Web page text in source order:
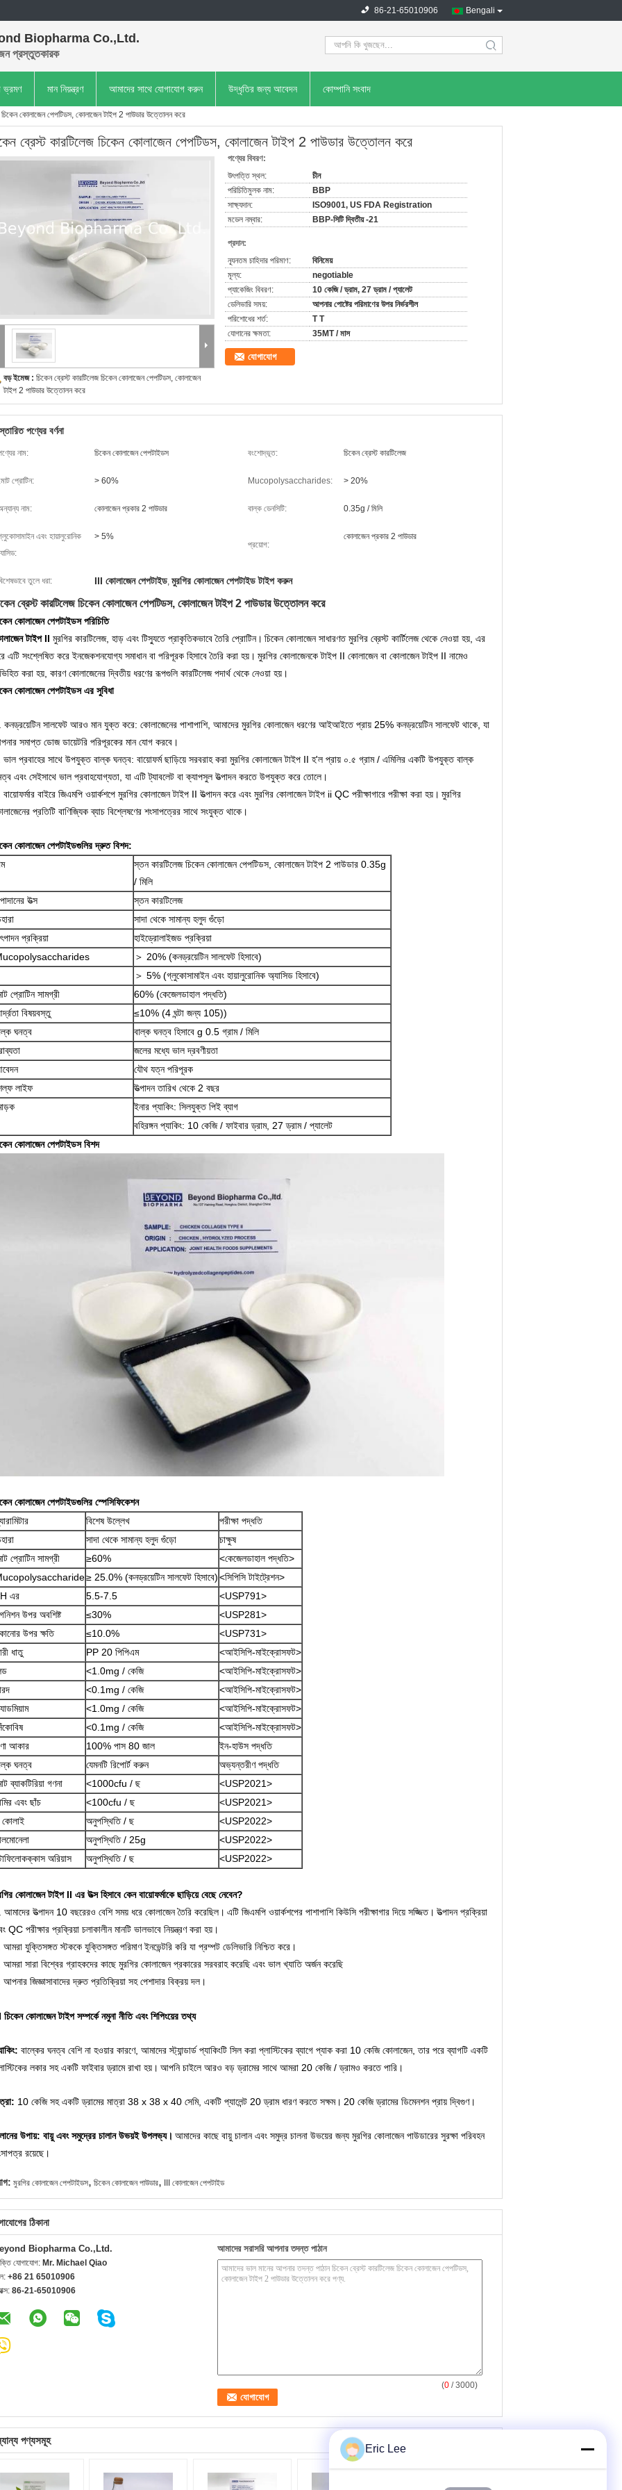
Bengali
86-21-65010906
Biopharma Co.,Ltd.
প্রস্তুতকারক search
ভ্রমণ মান নিয়ন্ত্রণ আমাদের সাথে যোগাযোগ করুন উদ্ধৃতির জন্য আবেদন কোম্পানি সংবাদ
চিকেন কোলাজেন পেপটিডস, কোলাজেন টাইপ 2 পাউডার উত্তোলন করে
ব্রেস্ট কারটিলেজ চিকেন কোলাজেন পেপটিডস, কোলাজেন টাইপ 2 পাউডার উত্তোলন করে
বড় ইমেজ : চিকেন ব্রেস্ট কারটিলেজ চিকেন কোলাজেন পেপটিডস, কোলাজেন
টাইপ 2 পাউডার উত্তোলন করে
পণ্যের বিবরণ:
উৎপত্তি স্থল:
চীন
পরিচিতিমুলক নাম:
BBP
সাক্ষ্যদান:
ISO9001, US FDA Registration
মডেল নম্বার:
BBP-সিটি দ্বিতীয় -21
প্রদান:
ন্যূনতম চাহিদার পরিমাণ:
বিনিমেয়
মূল্য:
negotiable
প্যাকেজিং বিবরণ:
10 কেজি / ড্রাম, 27 ড্রাম / প্যালেট
ডেলিভারি সময়:
আপনার পোষ্টের পরিমাণের উপর নির্ভরশীল
পরিশোধের শর্ত:
T T
যোগানের ক্ষমতা:
35MT / মাস
যোগাযোগ
পণ্যের বর্ণনা
নাম: চিকেন কোলাজেন পেপটাইডস বংশোদ্ভূত: চিকেন ব্রেস্ট কারটিলেজ
প্রোটিন: > 60% Mucopolysaccharides: > 20%
নাম: কোলাজেন প্রকার 2 পাউডার বাল্ক ডেনসিটি: 0.35g / মিলি
এবং হায়ালুরোনিক
> 5%
প্রয়োগ:
কোলাজেন প্রকার 2 পাউডার
তুলে ধরা: III কোলাজেন পেপটাইড, মুরগির কোলাজেন পেপটাইড টাইপ করুন
ব্রেস্ট কারটিলেজ চিকেন কোলাজেন পেপটিডস, কোলাজেন টাইপ 2 পাউডার উত্তোলন করে
কোলাজেন পেপটাইডস পরিচিতি
টাইপ II মুরগির কারটিলেজ, হাড় এবং টিস্যুতে প্রাকৃতিকভাবে তৈরি প্রোটিন। চিকেন কোলাজেন সাধারণত মুরগির ব্রেস্ট কার্টিলেজ থেকে নেওয়া হয়, এর
এটি সংশ্লেষিত করে ইনজেকশনযোগ্য সমাধান বা পরিপূরক হিসাবে তৈরি করা হয়। মুরগির কোলাজেনকে টাইপ II কোলাজেন বা কোলাজেন টাইপ II নামেও
করা হয়, কারণ কোলাজেনের দ্বিতীয় ধরণের রূপগুলি কারটিলেজ পদার্থ থেকে নেওয়া হয়।
কোলাজেন পেপটাইডস এর সুবিধা
কনড্রয়েটিন সালফেট আরও মান যুক্ত করে: কোলাজেনের পাশাপাশি, আমাদের মুরগির কোলাজেন ধরণের আইআইতে প্রায় 25% কনড্রয়েটিন সালফেট থাকে, যা
সমাপ্ত ডোজ ডায়েটরি পরিপূরকের মান যোগ করবে।
প্রবাহের সাথে উপযুক্ত বাল্ক ঘনত্ব: বায়োফর্ম ছাড়িয়ে সরবরাহ করা মুরগির কোলাজেন টাইপ II হ'ল প্রায় ০.৫ গ্রাম / এমিলির একটি উপযুক্ত বাল্ক
এবং সেইসাথে ভাল প্রবাহযোগ্যতা, যা এটি ট্যাবলেট বা ক্যাপসুল উত্পাদন করতে উপযুক্ত করে তোলে।
বাইরে জিএমপি ওয়ার্কশপে মুরগির কোলাজেন টাইপ II উত্পাদন করে এবং মুরগির কোলাজেন টাইপ ii QC পরীক্ষাগারে পরীক্ষা করা হয়। মুরগির
প্রতিটি বাণিজ্যিক ব্যাচ বিশ্লেষণের শংসাপত্রের সাথে সংযুক্ত থাকে।
কোলাজেন পেপটাইডগুলির দ্রুত বিশদ:
স্তন কারটিলেজ চিকেন কোলাজেন পেপটিডস, কোলাজেন টাইপ 2 পাউডার 0.35g
/ মিলি
উত্স
স্তন কারটিলেজ
সাদা থেকে সামান্য হলুদ গুঁড়ো
প্রক্রিয়া
হাইড্রোলাইজড প্রক্রিয়া
＞ 20% (কনড্রয়েটিন সালফেট হিসাবে)
＞ 5% (গ্লুকোসামাইন এবং হায়ালুরোনিক অ্যাসিড হিসাবে)
প্রোটিন সামগ্রী
60% (কেজেলডাহাল পদ্ধতি)
বিষয়বস্তু
≤10% (4 ঘন্টা জন্য 105))
ঘনত্ব
বাল্ক ঘনত্ব হিসাবে g 0.5 গ্রাম / মিলি
জলের মধ্যে ভাল দ্রবণীয়তা
যৌথ যত্ন পরিপূরক
লাইফ
উত্পাদন তারিখ থেকে 2 বছর
ইনার প্যাকিং: সিলযুক্ত পিই ব্যাগ
বহিরঙ্গন প্যাকিং: 10 কেজি / ফাইবার ড্রাম, 27 ড্রাম / প্যালেট
কোলাজেন পেপটাইডস বিশদ
কোলাজেন পেপটাইডগুলির স্পেসিফিকেশন
বিশেষ উল্লেখ
পরীক্ষা পদ্ধতি
সাদা থেকে সামান্য হলুদ গুঁড়ো
চাক্ষুষ
প্রোটিন সামগ্রী
≥60%
<কেজেলডাহাল পদ্ধতি>
≥ 25.0% (কনড্রয়েটিন সালফেট হিসাবে)<সিপিসি টাইট্রেশন>
এর
5.5-7.5
<USP791>
উপর অবশিষ্ট
≤30%
<USP281>
উপর ক্ষতি
≤10.0%
<USP731>
ধাতু
PP 20 পিপিএম
<আইসিপি-মাইক্রোসফট>
<1.0mg / কেজি
<আইসিপি-মাইক্রোসফট>
<0.1mg / কেজি
<আইসিপি-মাইক্রোসফট>
<1.0mg / কেজি
<আইসিপি-মাইক্রোসফট>
<0.1mg / কেজি
<আইসিপি-মাইক্রোসফট>
আকার
100% পাস 80 জাল
ইন-হাউস পদ্ধতি
ঘনত্ব
যেমনটি রিপোর্ট করুন
অভ্যন্তরীণ পদ্ধতি
ব্যাকটিরিয়া গণনা
<1000cfu / ছ
<USP2021>
এবং ছাঁচ
<100cfu / ছ
<USP2021>
অনুপস্থিতি / ছ
<USP2022>
অনুপস্থিতি / 25g
<USP2022>
অরিয়াস
অনুপস্থিতি / ছ <USP2022>
কোলাজেন টাইপ II এর উত্স হিসাবে কেন বায়োফর্মাকে ছাড়িয়ে বেছে নেবেন?
আমাদের উত্পাদন 10 বছরেরও বেশি সময় ধরে কোলাজেন তৈরি করেছিল। এটি জিএমপি ওয়ার্কশপের পাশাপাশি কিউসি পরীক্ষাগার দিয়ে সজ্জিত। উত্পাদন প্রক্রিয়া
QC পরীক্ষার প্রক্রিয়া চলাকালীন মানটি ভালভাবে নিয়ন্ত্রণ করা হয়।
যুক্তিসঙ্গত স্টককে যুক্তিসঙ্গত পরিমাণ ইনভেন্টরি করি যা প্রম্পট ডেলিভারি নিশ্চিত করে।
সারা বিশ্বের গ্রাহকদের কাছে মুরগির কোলাজেন প্রকারের সরবরাহ করেছি এবং ভাল খ্যাতি অর্জন করেছি
জিজ্ঞাসাবাদের দ্রুত প্রতিক্রিয়া সহ পেশাদার বিক্রয় দল।
চিকেন কোলাজেন টাইপ সম্পর্কে নমুনা নীতি এবং শিপিংয়ের তথ্য
বাল্কের ঘনত্ব বেশি না হওয়ার কারণে, আমাদের স্ট্যান্ডার্ড প্যাকিংটি সিল করা প্লাস্টিকের ব্যাগে প্যাক করা 10 কেজি কোলাজেন, তার পরে ব্যাগটি একটি
লকার সহ একটি ফাইবার ড্রামে রাখা হয়। আপনি চাইলে আরও বড় ড্রামের সাথে আমরা 20 কেজি / ড্রামও করতে পারি।
10 কেজি সহ একটি ড্রামের মাত্রা 38 x 38 x 40 সেমি, একটি প্যালেন্ট 20 ড্রাম ধারণ করতে সক্ষম। 20 কেজি ড্রামের ডিমেনশন প্রায় দ্বিগুণ।
উপায়: বায়ু এবং সমুদ্রের চালান উভয়ই উপলভ্য। আমাদের কাছে বায়ু চালান এবং সমুদ্র চালনা উভয়ের জন্য মুরগির কোলাজেন পাউডারের সুরক্ষা পরিবহন
রয়েছে।
মুরগির কোলাজেন পেপটাইডস, চিকেন কোলাজেন পাউডার, III কোলাজেন পেপটাইড
ঠিকানা
Biopharma Co.,Ltd.
যোগাযোগ: Mr. Michael Qiao
+86 21 65010906
86-21-65010906
আমাদের সরাসরি আপনার তদন্ত পাঠান
(0 / 3000)
পণ্যসমূহ
Eric Lee